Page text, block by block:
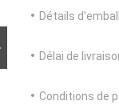
Détails
Délai de
Conditions de